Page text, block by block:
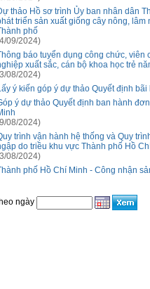
thảo Hồ sơ trình Ủy ban nhân dân
triển sản xuất giống cây nông,
phố
09/2024)
báo tuyển dụng công chức,
xuất sắc, cán bộ khoa học trẻ
08/2024)
ý kiến góp ý dự thảo Quyết định
ý dự thảo Quyết định ban hành
08/2024)
trình vận hành hệ thống và Quy
do triều khu vực Thành phố Hồ
08/2024)
phố Hồ Chí Minh - Công nhận
ngày